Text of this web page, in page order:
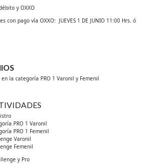
y OXXO
con pago vía OXXO: JUEVES 1 DE JUNIO 11:00 Hrs. ó
la categoría PRO 1 Varonil y Femenil
PRO 1 Varonil
PRO 1 Femenil
Varonil
Femenil
y Pro